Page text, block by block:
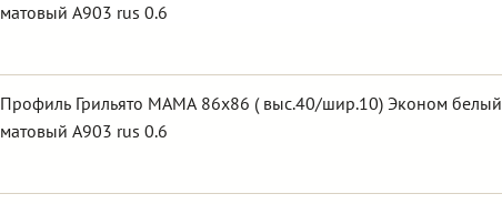
матовый А903 rus 0.6
Профиль Грильято МАМА 86х86 ( выс.40/шир.10) Эконом белый
матовый А903 rus 0.6